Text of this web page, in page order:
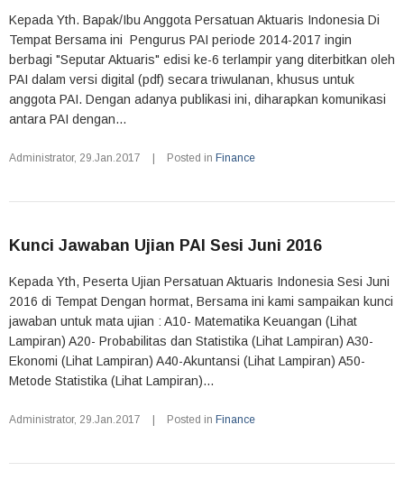
Kepada Yth. Bapak/Ibu Anggota Persatuan Aktuaris Indonesia Di
Tempat Bersama ini Pengurus PAI periode 2014-2017 ingin
berbagi "Seputar Aktuaris" edisi ke-6 terlampir yang diterbitkan oleh
PAI dalam versi digital (pdf) secara triwulanan, khusus untuk
anggota PAI. Dengan adanya publikasi ini, diharapkan komunikasi
antara PAI dengan...
Administrator, 29.Jan.2017 Posted in Finance
Kunci Jawaban Ujian PAI Sesi Juni 2016
Kepada Yth, Peserta Ujian Persatuan Aktuaris Indonesia Sesi Juni
2016 di Tempat Dengan hormat, Bersama ini kami sampaikan kunci
jawaban untuk mata ujian : A10- Matematika Keuangan (Lihat
Lampiran) A20- Probabilitas dan Statistika (Lihat Lampiran) A30-
Ekonomi (Lihat Lampiran) A40-Akuntansi (Lihat Lampiran) A50-
Metode Statistika (Lihat Lampiran)...
Administrator, 29.Jan.2017 Posted in Finance